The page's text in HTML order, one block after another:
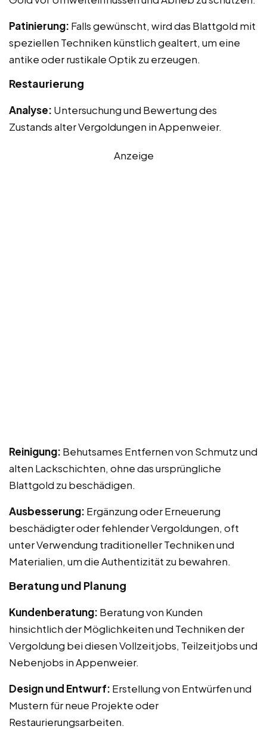
Patinierung: Falls gewünscht, wird das Blattgold mit
speziellen Techniken künstlich gealtert, um eine
antike oder rustikale Optik zu erzeugen.
Restaurierung
Analyse: Untersuchung und Bewertung des
Zustands alter Vergoldungen in Appenweier.
Anzeige
Reinigung: Behutsames Entfernen von Schmutz und
alten Lackschichten, ohne das ursprüngliche
Blattgold zu beschädigen.
Ausbesserung: Ergänzung oder Erneuerung
beschädigter oder fehlender Vergoldungen, oft
unter Verwendung traditioneller Techniken und
Materialien, um die Authentizität zu bewahren.
Beratung und Planung
Kundenberatung: Beratung von Kunden
hinsichtlich der Möglichkeiten und Techniken der
Vergoldung bei diesen Vollzeitjobs, Teilzeitjobs und
Nebenjobs in Appenweier.
Design und Entwurf: Erstellung von Entwürfen und
Mustern für neue Projekte oder
Restaurierungsarbeiten.